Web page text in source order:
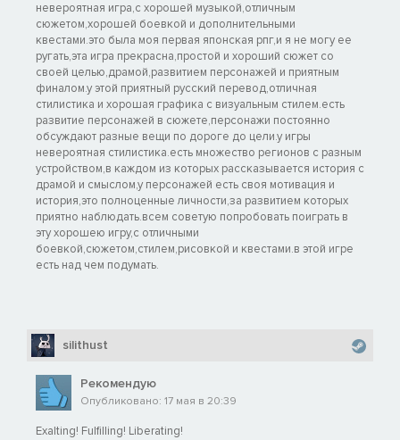
невероятная игра,с хорошей музыкой,отличным
сюжетом,хорошей боевкой и дополнительными
квестами.это была моя первая японская рпг,и я не могу ее
ругать,эта игра прекрасна,простой и хороший сюжет со
своей целью,драмой,развитием персонажей и приятным
финалом.у этой приятный русский перевод,отличная
стилистика и хорошая графика с визуальным стилем.есть
развитие персонажей в сюжете,персонажи постоянно
обсуждают разные вещи по дороге до цели.у игры
невероятная стилистика.есть множество регионов с разным
устройством,в каждом из которых рассказывается история с
драмой и смыслом,у персонажей есть своя мотивация и
история,это полноценные личности,за развитием которых
приятно наблюдать.всем советую попробовать поиграть в
эту хорошею игру,с отличными
боевкой,сюжетом,стилем,рисовкой и квестами.в этой игре
есть над чем подумать.
silithust
Рекомендую
Опубликовано: 17 мая в 20:39
Exalting! Fulfilling! Liberating!